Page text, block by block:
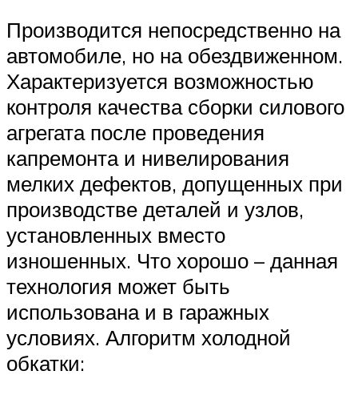
Производится непосредственно на
автомобиле, но на обездвиженном.
Характеризуется возможностью
контроля качества сборки силового
агрегата после проведения
капремонта и нивелирования
мелких дефектов, допущенных при
производстве деталей и узлов,
установленных вместо
изношенных. Что хорошо – данная
технология может быть
использована и в гаражных
условиях. Алгоритм холодной
обкатки: